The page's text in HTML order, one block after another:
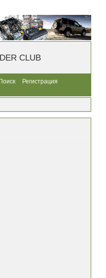
CLUB
Поиск
Регистрация